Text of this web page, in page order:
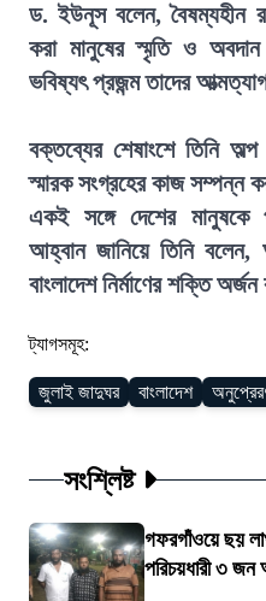
ড. ইউনূস বলেন, বৈষম্যহীন
করা মানুষের স্মৃতি ও অবদান
ভবিষ্যৎ প্রজন্ম তাদের
বক্তব্যের শেষাংশে তিনি
স্মারক সংগ্রহের কাজ সম্পন্ন
একই সঙ্গে দেশের মানুষকে
আহ্বান জানিয়ে তিনি বলেন,
বাংলাদেশ নির্মাণের শক্তি
ট্যাগসমূহ:
জুলাই জাদুঘর বাংলাদেশ
সংশ্লিষ্ট
গফরগাঁওয়ে ছয়
পরিচয়ধারী ৩